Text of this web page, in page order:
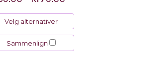
Velg alternativer
Sammenlign